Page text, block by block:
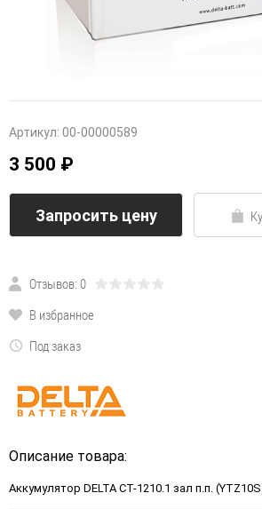
Артикул: 00-00000589
3 500 ₽
Запросить цену
Отзывов: 0
В избранное
Под заказ
Описание товара:
Аккумулятор DELTA СТ-1210.1 зал п.п.